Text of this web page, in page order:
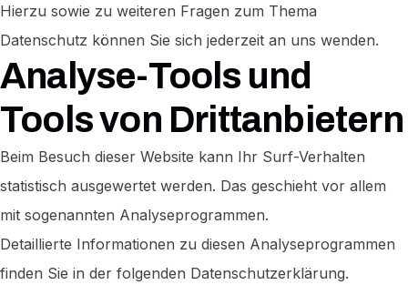
Hierzu sowie zu weiteren Fragen zum Thema
Datenschutz können Sie sich jederzeit an uns wenden.
Analyse-Tools und
Tools von Dritt­anbietern
Beim Besuch dieser Website kann Ihr Surf-Verhalten
statistisch ausgewertet werden. Das geschieht vor allem
mit sogenannten Analyseprogrammen.
Detaillierte Informationen zu diesen Analyseprogrammen
finden Sie in der folgenden Datenschutzerklärung.